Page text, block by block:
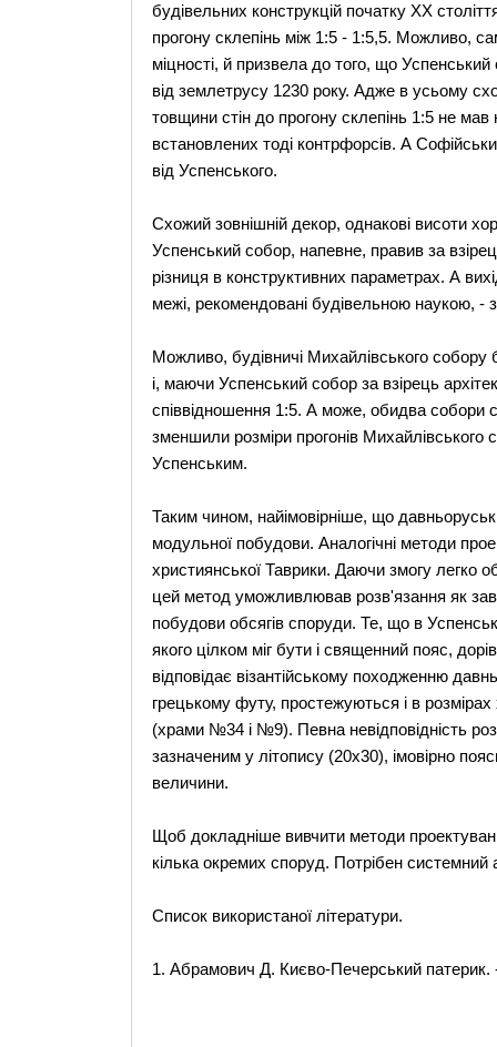
будівельних конструкцій початку XX
прогону склепінь між 1:5 - 1:5,5. Можливо,
міцності, й призвела до того, що
від землетрусу 1230 року. Адже в усьому
товщини стін до прогону склепінь 1:5 не мав
встановлених тоді контрфорсів. А
від Успенського.
Схожий зовнішній декор, однакові висоти
Успенський собор, напевне, правив за
різниця в конструктивних параметрах. А
межі, рекомендовані будівельною наукою, -
Можливо, будівничі Михайлівського собору
і, маючи Успенський собор за взірець
співвідношення 1:5. А може, обидва собори
зменшили розміри прогонів
Успенським.
Таким чином, найімовірніше, що
модульної побудови. Аналогічні методи
християнської Таврики. Даючи змогу легко
цей метод уможливлював розв'язання як
побудови обсягів споруди. Те, що в
якого цілком міг бути і священний пояс,
відповідає візантійському походженню
грецькому футу, простежуються і в
(храми №34 і №9). Певна невідповідність
зазначеним у літопису (20x30), імовірно
величини.
Щоб докладніше вивчити методи
кілька окремих споруд. Потрібен системний
Cписок використаної літератури.
1. Абрамович Д. Києво-Печерський